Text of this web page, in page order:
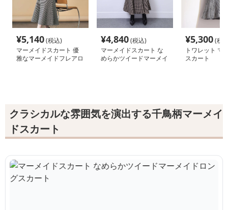
¥5,140(税込)
マーメイドスカート 優
雅なマーメイドフレアロ
¥4,840(税込)
マーメイドスカート な
めらかツイードマーメイ
¥5,300(税
トワレット マ
スカート
クラシカルな雰囲気を演出する千鳥柄マーメイ
ドスカート